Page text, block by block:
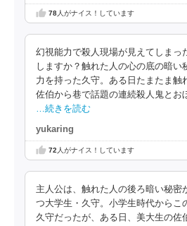
78人がナイス！しています
幻視能力で殺人現場が見えてしまっ
しますか？触れた人の心の底の暗い
力を持った久守。ある日たまたま触
佐伯から巷で話題の連続殺人鬼とお
…続きを読む
yukaring
72 人がナイス！しています
主人公は、触れた人の後ろ暗い秘密
つ大学生・久守。小学生時代からこ
久守だったが、ある日、美大生の佐